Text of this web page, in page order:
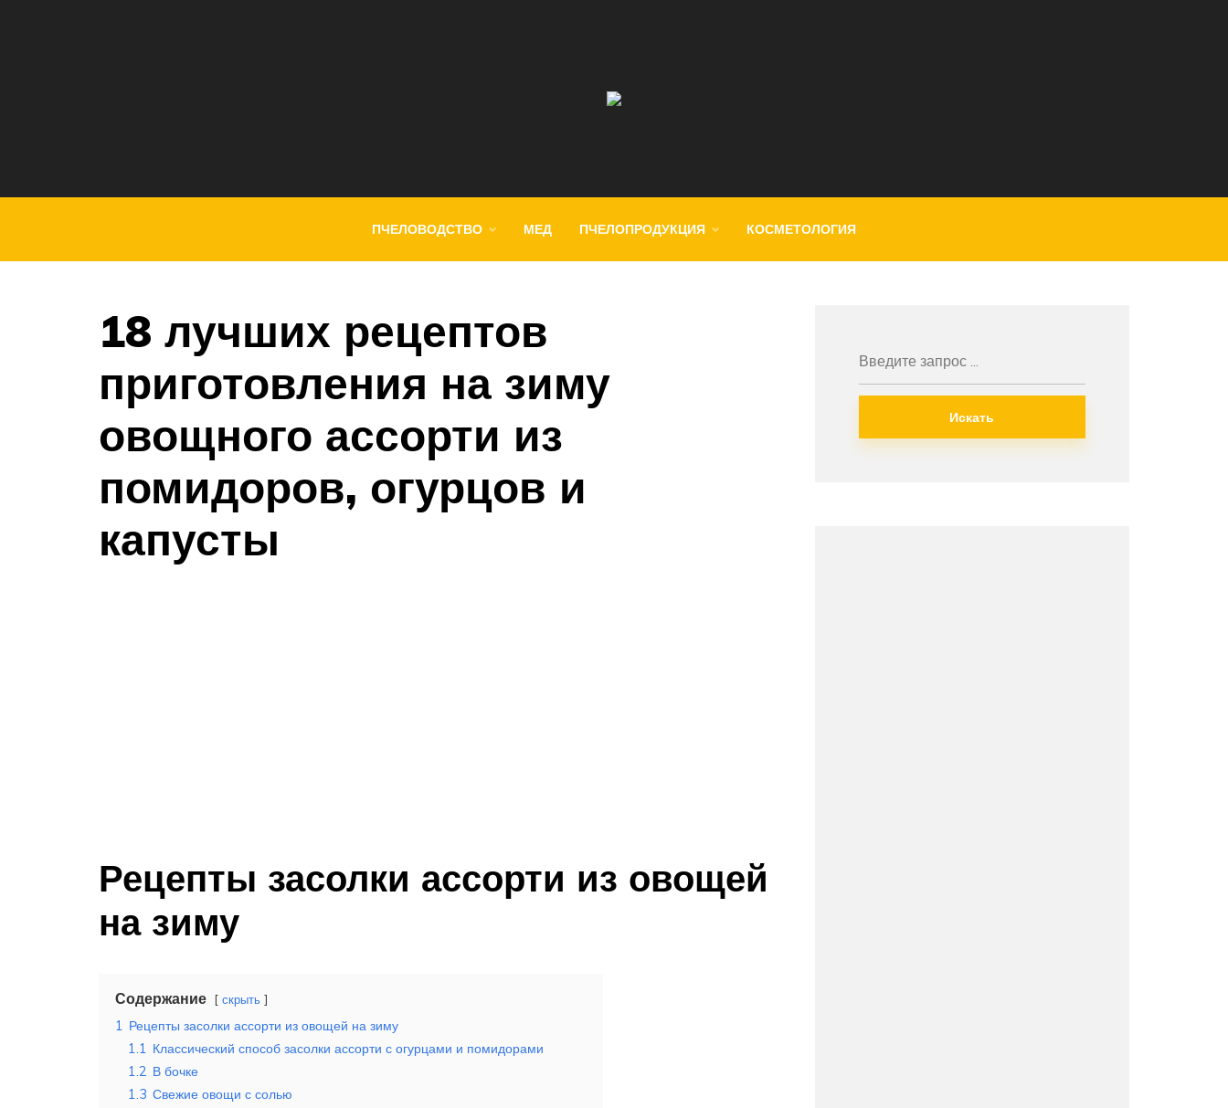
ПЧЕЛОВОДСТВО МЕД ПЧЕЛОПРОДУКЦИЯ КОСМЕТОЛОГИЯ
18 лучших рецептов
приготовления на зиму
овощного ассорти из
помидоров, огурцов и
капусты
Рецепты засолки ассорти из овощей
на зиму
Содержание скрыть
1 Рецепты засолки ассорти из овощей на зиму
1.1 Классический способ засолки ассорти с огурцами и помидорами
1.2 В бочке
1.3 Свежие овощи с солью
Искать